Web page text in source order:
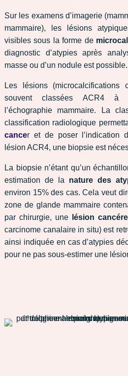
Sur les examens d’imagerie
mammaire), les lésions
visibles sous la forme de
diagnostic d’atypies après
masse ou d’un nodule est possible.
Les lésions
souvent classées ACR4 à
l’échographie mammaire. La
classification radiologique
cancer et de poser l’indication
lésion ACR4, une biopsie est
La biopsie n’étant qu’un
estimation de la nature des
environ 15% des cas. Cela veut
zone de glande mammaire
par chirurgie, une
lésion
carcinome canalaire in situ) est
ainsi indiquée en cas d’atypies
pour ne pas sous-estimer une